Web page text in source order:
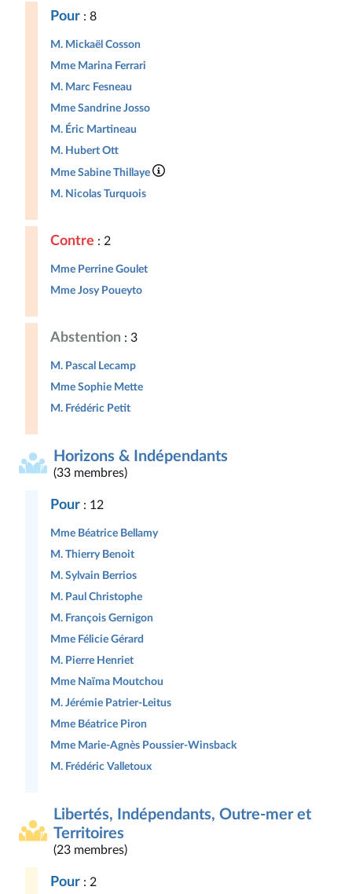
Pour : 8
M. Mickaël Cosson
Mme Marina Ferrari
M. Marc Fesneau
Mme Sandrine Josso
M. Éric Martineau
M. Hubert Ott
Mme Sabine Thillaye
M. Nicolas Turquois
Contre : 2
Mme Perrine Goulet
Mme Josy Poueyto
Abstention : 3
M. Pascal Lecamp
Mme Sophie Mette
M. Frédéric Petit
Horizons & Indépendants
(33 membres)
Pour : 12
Mme Béatrice Bellamy
M. Thierry Benoit
M. Sylvain Berrios
M. Paul Christophe
M. François Gernigon
Mme Félicie Gérard
M. Pierre Henriet
Mme Naïma Moutchou
M. Jérémie Patrier-Leitus
Mme Béatrice Piron
Mme Marie-Agnès Poussier-Winsback
M. Frédéric Valletoux
Libertés, Indépendants, Outre-mer et
Territoires
(23 membres)
Pour : 2